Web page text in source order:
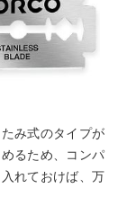
み式のタイプが
るため、コンパ
れておけば、万